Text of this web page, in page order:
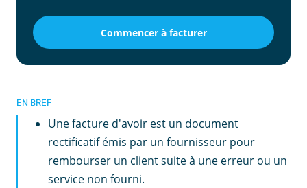
Commencer à facturer
EN BREF
Une facture d'avoir est un document
rectificatif émis par un fournisseur pour
rembourser un client suite à une erreur ou un
service non fourni.